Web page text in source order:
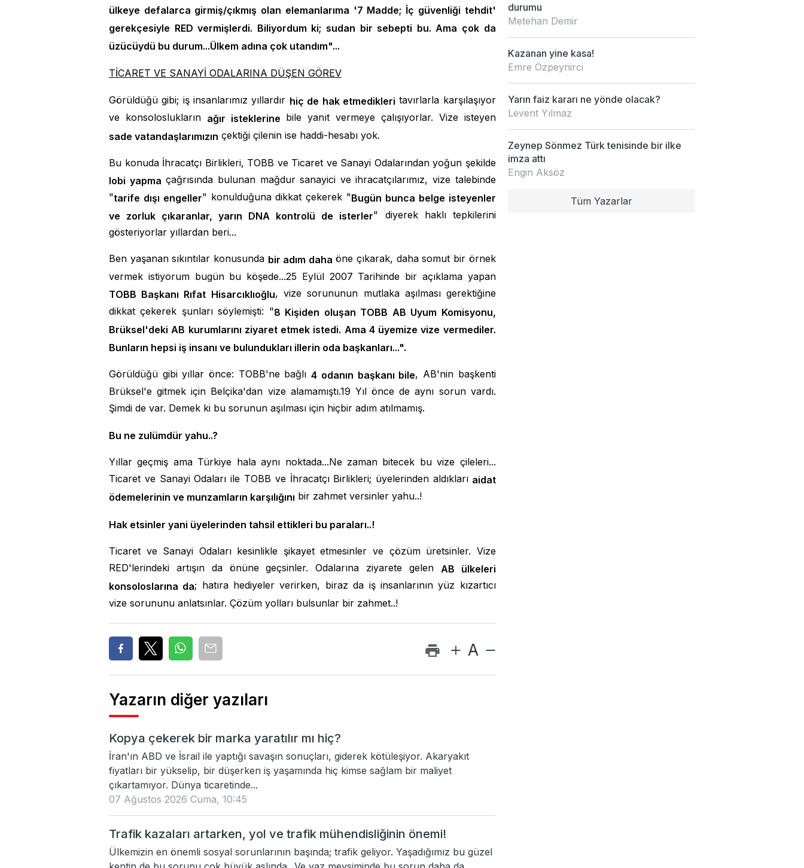
ülkeye defalarca girmiş/çıkmış olan elemanlarıma '7 Madde; İç güvenliği tehdit'
gerekçesiyle RED vermişlerdi. Biliyordum ki; sudan bir sebepti bu. Ama çok da
üzücüydü bu durum...Ülkem adına çok utandım"...
TİCARET VE SANAYİ ODALARINA DÜŞEN GÖREV
Görüldüğü gibi; iş insanlarımız yıllardır hiç de hak etmedikleri tavırlarla karşılaşıyor
ve konsoloslukların ağır isteklerine bile yanıt vermeye çalışıyorlar. Vize isteyen
sade vatandaşlarımızın çektiği çilenin ise haddi-hesabı yok.
Bu konuda İhracatçı Birlikleri, TOBB ve Ticaret ve Sanayi Odalarından yoğun şekilde
lobi yapma çağrısında bulunan mağdur sanayici ve ihracatçılarımız, vize talebinde
"tarife dışı engeller" konulduğuna dikkat çekerek "Bugün bunca belge isteyenler
ve zorluk çıkaranlar, yarın DNA kontrolü de isterler" diyerek haklı tepkilerini
gösteriyorlar yıllardan beri...
Ben yaşanan sıkıntılar konusunda bir adım daha öne çıkarak, daha somut bir örnek
vermek istiyorum bugün bu köşede...25 Eylül 2007 Tarihinde bir açıklama yapan
TOBB Başkanı Rıfat Hisarcıklıoğlu, vize sorununun mutlaka aşılması gerektiğine
dikkat çekerek şunları söylemişti: "8 Kişiden oluşan TOBB AB Uyum Komisyonu,
Brüksel'deki AB kurumlarını ziyaret etmek istedi. Ama 4 üyemize vize vermediler.
Bunların hepsi iş insanı ve bulundukları illerin oda başkanları...".
Görüldüğü gibi yıllar önce: TOBB'ne bağlı4 odanın başkanı bile, AB'nin başkenti
Brüksel'e gitmek için Belçika'dan vize alamamıştı.19 Yıl önce de aynı sorun vardı.
Şimdi de var. Demek ki bu sorunun aşılması için hiçbir adım atılmamış.
Bu ne zulümdür yahu..?
Yıllar geçmiş ama Türkiye hala aynı noktada...Ne zaman bitecek bu vize çileleri...
Ticaret ve Sanayi Odaları ile TOBB ve İhracatçı Birlikleri; üyelerinden aldıklarıaidat
ödemelerinin ve munzamların karşılığını bir zahmet versinler yahu..!
Hak etsinler yani üyelerinden tahsil ettikleri bu paraları..!
Ticaret ve Sanayi Odaları kesinlikle şikayet etmesinler ve çözüm üretsinler. Vize
RED'lerindeki artışın da önüne geçsinler. Odalarına ziyarete gelen AB ülkeleri
konsoloslarına da; hatıra hediyeler verirken, biraz da iş insanlarının yüz kızartıcı
vize sorununu anlatsınlar. Çözüm yolları bulsunlar bir zahmet..!
A
Yazarın diğer yazıları
Kopya çekerek bir marka yaratılır mı hiç?
İran'ın ABD ve İsrail ile yaptığı savaşın sonuçları, giderek kötüleşiyor. Akaryakıt
fiyatları bir yükselip, bir düşerken iş yaşamında hiç kimse sağlam bir maliyet
çıkartamıyor. Dünya ticaretinde...
07 Ağustos 2026 Cuma, 10:45
Trafik kazaları artarken, yol ve trafik mühendisliğinin önemi!
Ülkemizin en önemli sosyal sorunlarının başında; trafik geliyor. Yaşadığımız bu güzel
durumu
Metehan Demir
Kazanan yine kasa!
Emre Özpeynirci
Yarın faiz kararı ne yönde olacak?
Levent Yılmaz
Zeynep Sönmez Türk tenisinde bir ilke
imza attı
Engin Aksöz
Tüm Yazarlar